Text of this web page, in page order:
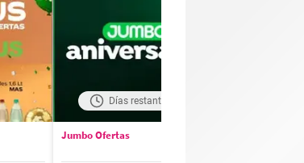
Días restantes: 20
Jumbo Ofertas